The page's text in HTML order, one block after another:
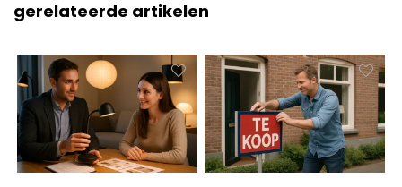
gerelateerde artikelen